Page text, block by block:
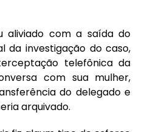
aliviado com a saída do
da investigação do caso,
telefônica da
com sua mulher,
do delegado e
arquivado.